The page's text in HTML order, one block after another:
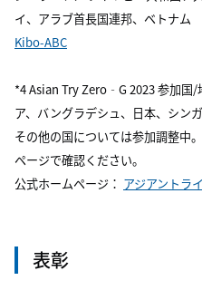
イ、アラブ首長国連邦、ベトナム
Kibo-ABC
*4 Asian Try Zero‐G 2023 参加国/
ア、バングラデシュ、日本、シン
その他の国については参加調整中
ページで確認ください。
公式ホームページ： アジアントラ
表彰